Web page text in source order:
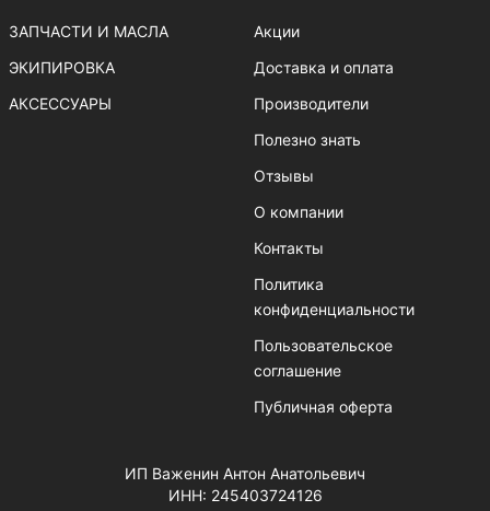
ЗАПЧАСТИ И МАСЛА
ЭКИПИРОВКА
АКСЕССУАРЫ
Акции
Доставка и оплата
Производители
Полезно знать
Отзывы
О компании
Контакты
Политика
конфиденциальности
Пользовательское
соглашение
Публичная оферта
ИП Важенин Антон Анатольевич
ИНН: 245403724126